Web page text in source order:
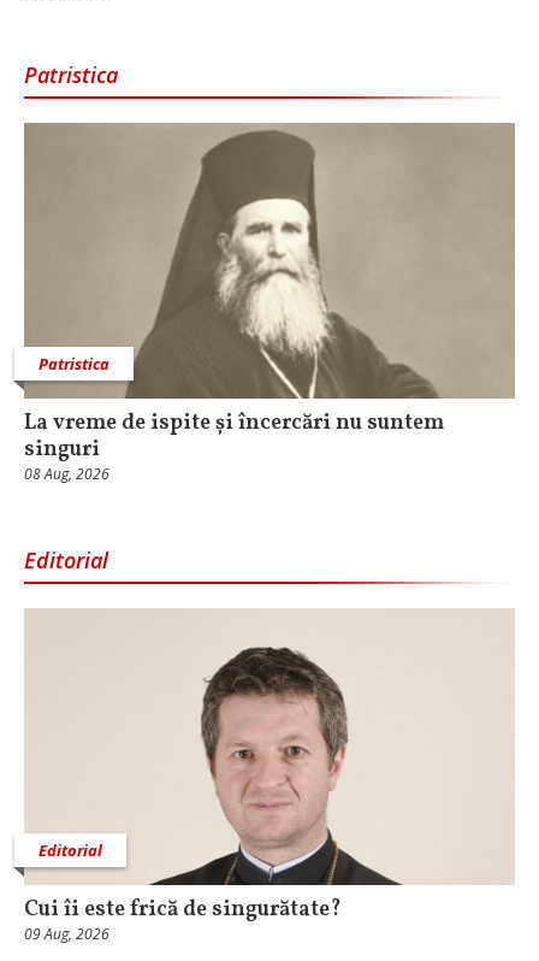
Patristica
Patristica
La vreme de ispite și încercări nu suntem
singuri
08 Aug, 2026
Editorial
Editorial
Cui îi este frică de singurătate?
09 Aug, 2026